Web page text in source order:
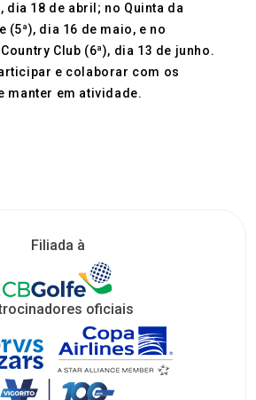
dia 18 de abril; no Quinta da
(5ª), dia 16 de maio, e no
Club (6ª), dia 13 de junho.
e colaborar com os
manter em atividade.
Filiada à
oficiais